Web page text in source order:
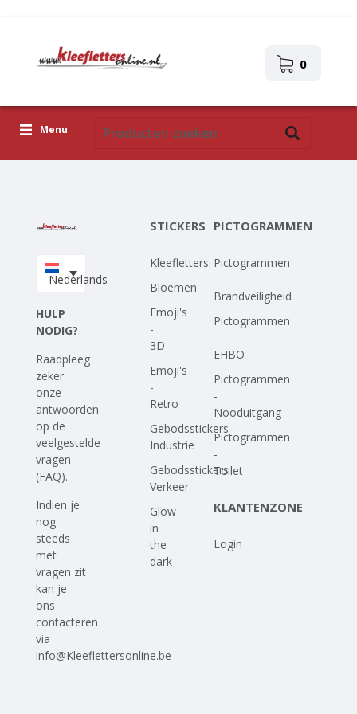
0
Menu
Upload je eigen ontwerp
Nederlands
HULP
NODIG?
Raadpleeg
zeker
onze
antwoorden
op de
veelgestelde
vragen
(FAQ).
Indien je
nog
steeds
met
vragen zit
kan je
ons
contacteren
via
info@Kleeflettersonline.be
STICKERS
Kleefletters
Bloemen
Emoji's
-
3D
Emoji's
-
Retro
Gebodsstickers
Industrie
Gebodsstickers
Verkeer
Glow
in
the
dark
PICTOGRAMMEN
Pictogrammen
-
Brandveiligheid
Pictogrammen
-
EHBO
Pictogrammen
-
Nooduitgang
Pictogrammen
-
Toilet
KLANTENZONE
Login